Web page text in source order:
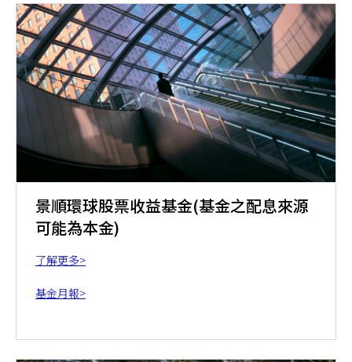
景順環球股票收益基金(基金之配息來源
可能為本金)
了解更多>
基金月報>